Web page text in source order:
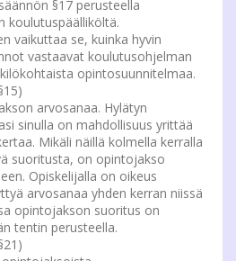
§17 perusteella
koulutuspäälliköltä.
vaikuttaa se, kuinka hyvin
vastaavat koulutusohjelman
opintosuunnitelmaa.
arvosanaa. Hylätyn
sinulla on mahdollisuus yrittää
Mikäli näillä kolmella kerralla
suoritusta, on opintojakso
Opiskelijalla on oikeus
arvosanaa yhden kerran niissä
opintojakson suoritus on
tentin perusteella.